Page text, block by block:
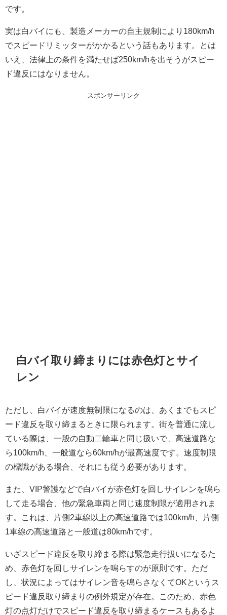
です。
実は白バイにも、製造メーカーの自主規制により180km/h
でスピードリミッターがかかるという話もあります。とは
いえ、法律上の条件を満たせば250km/hを出そうがスピー
ド違反にはなりません。
スポンサーリンク
白バイ取り締まりには赤色灯とサイ
レン
ただし、白バイが速度無制限になるのは、あくまでもスピ
ード違反を取り締まるときに限られます。街を普通に流し
ている際は、一般の自動二輪車と同じ扱いで、高速道路な
ら100km/h、一般道なら60km/hが最高速度です。速度制限
の標識がある場合、それにも従う必要があります。
また、VIP警護などで白バイが赤色灯を回しサイレンを鳴ら
して走る場合、他の緊急車両と同じ速度制限が適用されま
す。これは、片側2車線以上の高速道路では100km/h、片側
1車線の高速道路と一般道は80km/hです。
いざスピード違反を取り締まる際は緊急走行扱いになるた
め、赤色灯を回しサイレンを鳴らすのが原則です。ただ
し、状況によってはサイレン音を鳴らさなくてOKというス
ピード違反取り締まりの例外規定が存在。このため、赤色
灯の点灯だけでスピード違反を取り締まるケースもあるよ